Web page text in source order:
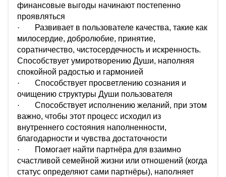
финансовые выгоды начинают постепенно
проявляться
·
Развивает в пользователе качества, такие как
милосердие, добролюбие, принятие,
соратничество, чистосердечность и искренность.
Способствует умиротворению Души, наполняя
спокойной радостью и гармонией
·
Способствует просветлению сознания и
очищению структуры Души пользователя
·
Способствует исполнению желаний, при этом
важно, чтобы этот процесс исходил из
внутреннего состояния наполненности,
благодарности и чувства достаточности
·
Помогает найти партнёра для взаимно
счастливой семейной жизни или отношений (когда
статус определяют сами партнёры), наполняет